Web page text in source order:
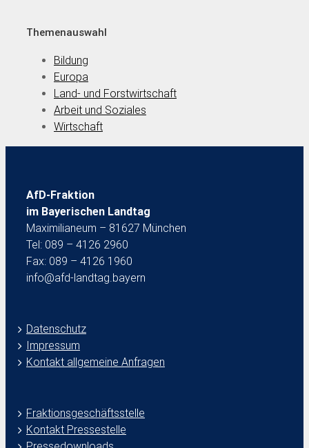
Themenauswahl
Bildung
Europa
Land- und Forstwirtschaft
Arbeit und Soziales
Wirtschaft
AfD-Fraktion
im Bayerischen Landtag
Maximilianeum – 81627 München
Tel: 089 – 4126 2960
Fax: 089 – 4126 1960
info@afd-landtag.bayern
Datenschutz
Impressum
Kontakt allgemeine Anfragen
Fraktionsgeschäftsstelle
Kontakt Pressestelle